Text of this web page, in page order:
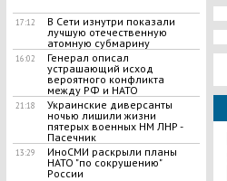
17:12
В Сети изнутри показали
лучшую отечественную
атомную субмарину
16:02
Генерал описал
устрашающий исход
вероятного конфликта
между РФ и НАТО
21:18
Украинские диверсанты
ночью лишили жизни
пятерых военных НМ ЛНР -
Пасечник
13:29
ИноСМИ раскрыли планы
НАТО "по сокрушению"
России